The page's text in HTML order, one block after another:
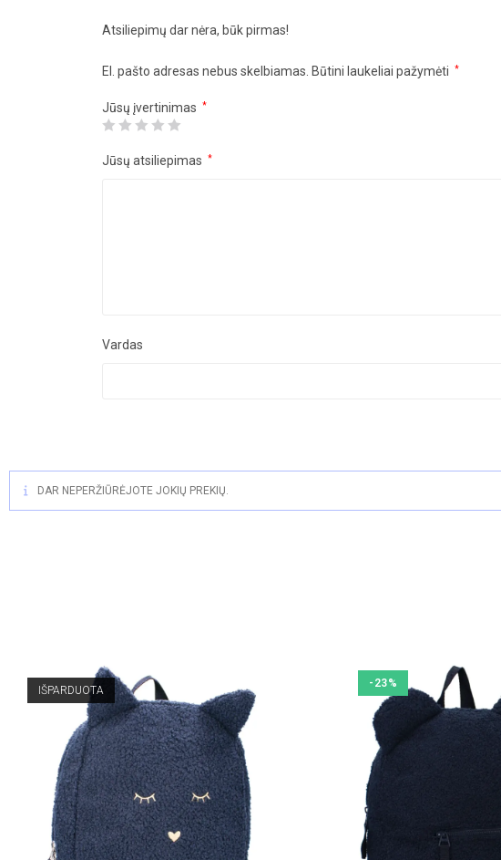
Atsiliepimų dar nėra, būk pirmas!
El. pašto adresas nebus skelbiamas. Būtini laukeliai pažymėti *
Jūsų įvertinimas *
Jūsų atsiliepimas *
Vardas
DAR NEPERŽIŪRĖJOTE JOKIŲ PREKIŲ.
IŠPARDUOTA
-23%